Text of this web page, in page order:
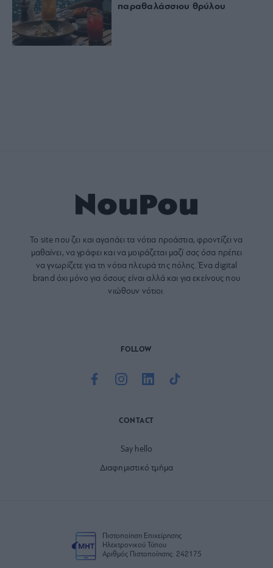
παραθαλάσσιου θρύλου
Το site που ζει και αγαπάει τα νότια προάστια, φροντίζει να
μαθαίνει, να γράφει και να μοιράζεται μαζί σας όσα πρέπει
να γνωρίζετε για τη νότια πλευρά της πόλης. Ένα digital
brand όχι μόνο για όσους είναι αλλά και για εκείνους που
νιώθουν νότιοι.
FOLLOW
CONTACT
Say hello
Διαφημιστικό τμήμα
Πιστοποίηση Επιχείρησης
Ηλεκτρονικού Τύπου
Αριθμός Πιστοποίησης: 242175